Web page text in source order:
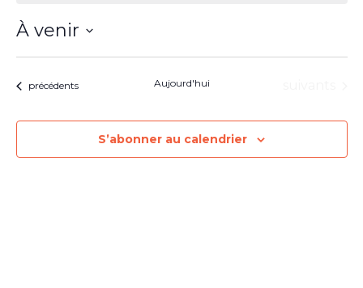
À venir
date.Évènements
précédents Aujourd'hui
S’abonner au calendrier